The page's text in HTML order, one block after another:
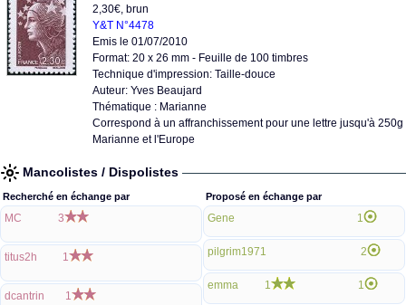
2,30€, brun
Y&T N°4478
Emis le 01/07/2010
Format: 20 x 26 mm - Feuille de 100 timbres
Technique d'impression: Taille-douce
Auteur: Yves Beaujard
Thématique : Marianne
Correspond à un affranchissement pour une lettre jusqu'à
Marianne et l'Europe
Mancolistes / Dispolistes
Recherché en échange par
MC 3
titus2h 1
dcantrin 1
Proposé en échange par
Gene 1
pilgrim1971 2
emma 1 1